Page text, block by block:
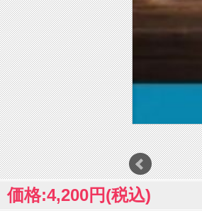
価格:4,200円(税込)